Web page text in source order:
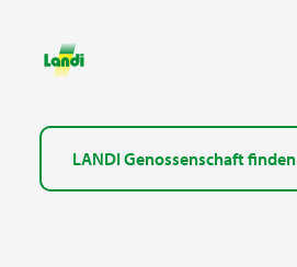
LANDI Genossenschaft finden